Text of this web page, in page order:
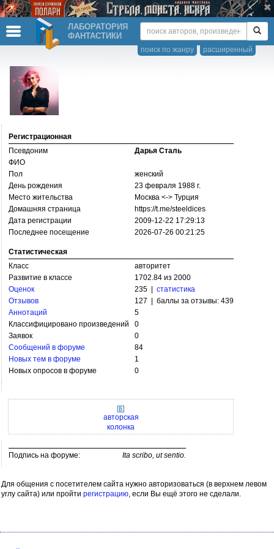
ЛАБОРАТОРИЯ
ФАНТАСТИКИ
расширенный
поиск по жанру
Регистрационная
Псевдоним
Дарья Сталь
ФИО
Пол
женский
День рождения
23 февраля 1988 г.
Место жительства
Москва <-> Турция
Домашняя страница
https://­t.me/­steeldices
Дата регистрации
2009-12-22 17:29:13
Последнее посещение
2026-07-26 00:21:25
Статистическая
Класс
авторитет
Развитие в классе
1702.84 из 2000
Оценок
235 | статистика
Отзывов
127 | баллы за отзывы: 439
Аннотаций
5
Классифицировано произведений
0
Заявок
0
Сообщений в форуме
84
Новых тем в форуме
1
Новых опросов в форуме
0
авторская
колонка
Подпись на форуме: Ita scribo, ut sentio.
Для общения с посетителем сайта нужно авторизоваться (в верхнем левом
углу сайта) или пройти регистрацию, если Вы ещё этого не сделали.